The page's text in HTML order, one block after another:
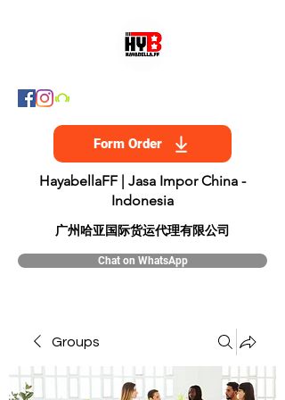
Form Order
HayabellaFF | Jasa Impor China -
Indonesia
​广州哈亚国际货运代理有限公司
Chat on WhatsApp
Groups